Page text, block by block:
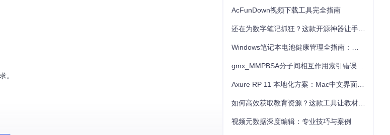
。
AcFunDown视频下载工具完全指南
视频元数据深度编辑：专业技巧与案例